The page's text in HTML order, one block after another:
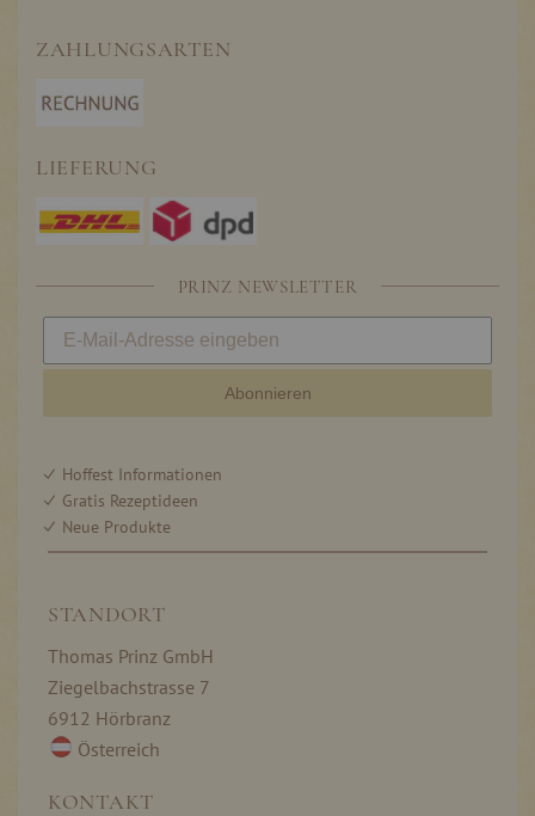
ZAHLUNGSARTEN
LIEFERUNG
PRINZ NEWSLETTER
Abonnieren
Hoffest Informationen
Gratis Rezeptideen
Neue Produkte
STANDORT
Thomas Prinz GmbH
Ziegelbachstrasse 7
6912 Hörbranz
Österreich
KONTAKT